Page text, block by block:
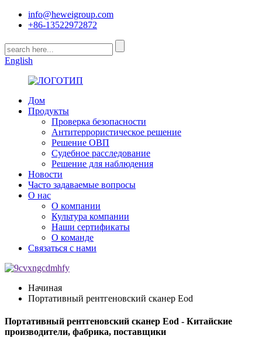
info@heweigroup.com
+86-13522972872
English
Дом
Продукты
Проверка безопасности
Антитеррористическое решение
Решение ОВП
Судебное расследование
Решение для наблюдения
Новости
Часто задаваемые вопросы
О нас
О компании
Культура компании
Наши сертификаты
О команде
Связаться с нами
Начиная
Портативный рентгеновский сканер Eod
Портативный рентгеновский сканер Eod - Китайские
производители, фабрика, поставщики